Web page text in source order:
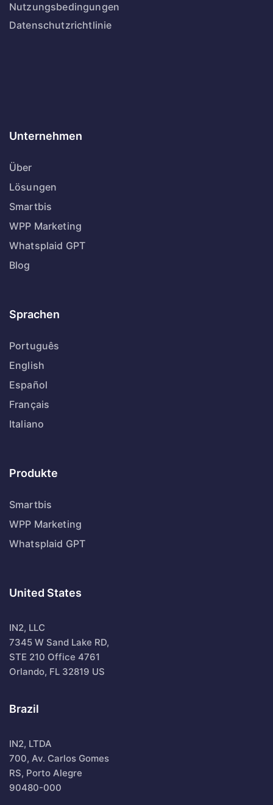
Nutzungsbedingungen
Datenschutzrichtlinie
Unternehmen
Über
Lösungen
Smartbis
WPP Marketing
Whatsplaid GPT
Blog
Sprachen
Português
English
Español
Français
Italiano
Produkte
Smartbis
WPP Marketing
Whatsplaid GPT
United States
IN2, LLC
7345 W Sand Lake RD,
STE 210 Office 4761
Orlando, FL 32819 US
Brazil
IN2, LTDA
700, Av. Carlos Gomes
RS, Porto Alegre
90480-000